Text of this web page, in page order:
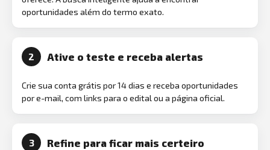
oportunidades além do termo exato.
2 Ative o teste e receba alertas
Crie sua conta grátis por 14 dias e receba oportunidades
por e-mail, com links para o edital ou a página oficial.
3 Refine para ficar mais certeiro